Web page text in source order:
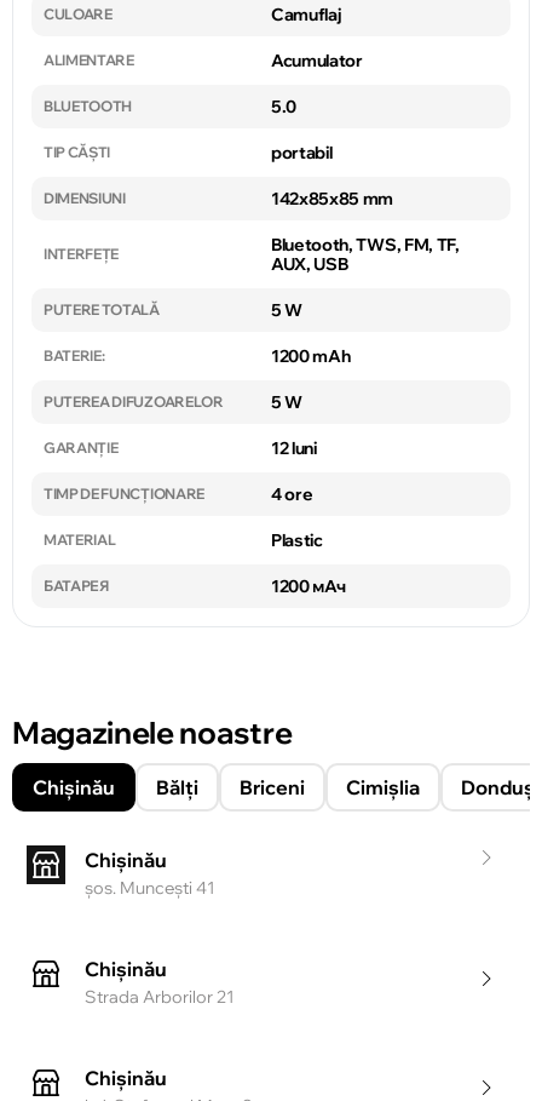
CULOARE Camuflaj
ALIMENTARE Acumulator
BLUETOOTH 5.0
TIP CĂȘTI portabil
DIMENSIUNI 142x85x85 mm
INTERFEȚE
Bluetooth, TWS, FM, TF,
AUX, USB
PUTERE TOTALĂ 5 W
BATERIE: 1200 mAh
PUTEREA DIFUZOARELOR 5 W
GARANȚIE 12 luni
TIMP DE FUNCȚIONARE 4 ore
MATERIAL Plastic
БАТАРЕЯ 1200 мАч
Magazinele noastre
Chișinău Bălți Briceni Cimișlia
Chișinău
şos. Munceşti 41
Chișinău
Strada Arborilor 21
Chișinău